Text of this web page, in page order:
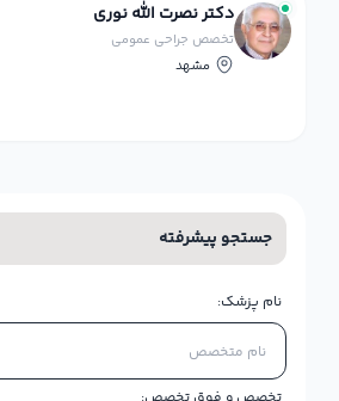
دکتر نصرت الله نوری
تخصص جراحی عمومی
مشهد
جستجو پیشرفته
نام پزشک: